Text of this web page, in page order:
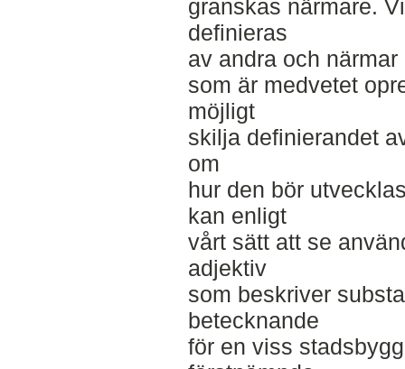
granskas närmare.
definieras
av andra och
som är medvetet
möjligt
skilja definierandet
om
hur den bör
kan enligt
vårt sätt att se
adjektiv
som beskriver
betecknande
för en viss